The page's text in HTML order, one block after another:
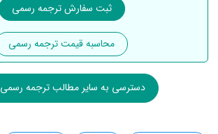
ثبت سفارش ترجمه رسمی
محاسبه قیمت ترجمه رسمی
دسترسی به سایر مطالب ترجمه رسمی